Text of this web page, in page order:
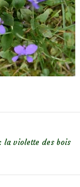
la violette des bois